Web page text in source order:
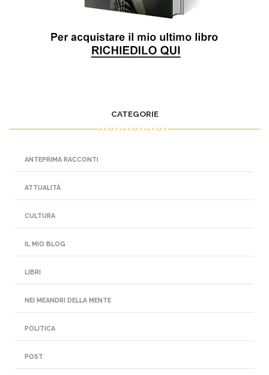
CATEGORIE
ANTEPRIMA RACCONTI
ATTUALITÀ
CULTURA
IL MIO BLOG
LIBRI
NEI MEANDRI DELLA MENTE
POLITICA
POST